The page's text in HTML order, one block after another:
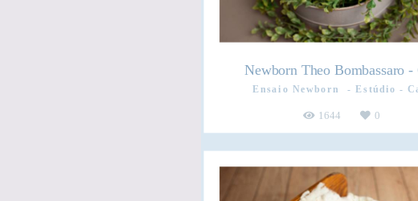
Newborn Theo Bombassaro -
Ensaio Newborn Estúdio -
1644 0